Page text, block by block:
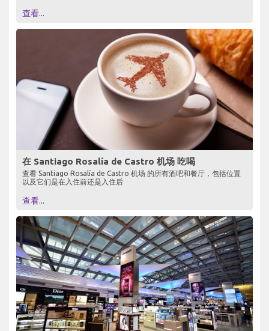
查看...
在 Santiago Rosalía de Castro 机场 吃喝
查看 Santiago Rosalía de Castro 机场 的所有酒吧和餐厅，包括位置
以及它们是在入住前还是入住后
查看...